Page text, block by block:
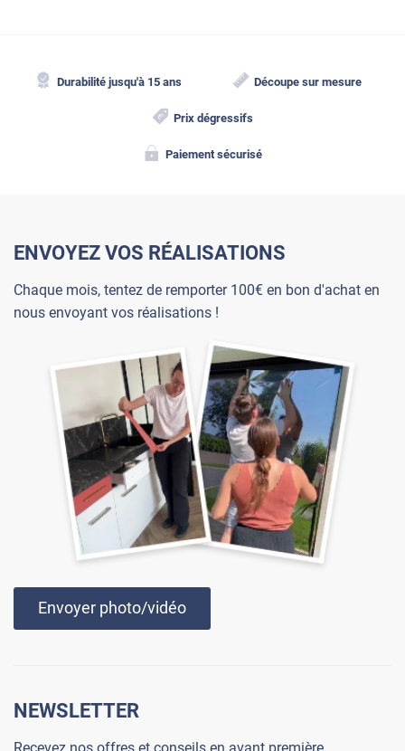
Durabilité jusqu'à 15 ans Découpe sur mesure
Prix dégressifs
Paiement sécurisé
ENVOYEZ VOS RÉALISATIONS
Chaque mois, tentez de remporter 100€ en bon d'achat en
nous envoyant vos réalisations !
Envoyer photo/vidéo
NEWSLETTER